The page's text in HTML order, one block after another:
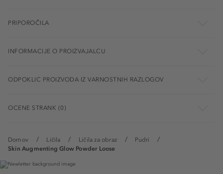
Domov Ličila Ličila za obraz
Pudri
Skin Augmenting Glow Powder Loose
PRIPOROČILA
INFORMACIJE O PROIZVAJALCU
ODPOKLIC PROIZVODA IZ VARNOSTNIH RAZLOGOV
OCENE STRANK (0)